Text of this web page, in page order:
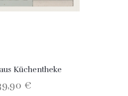
Küchentheke
€